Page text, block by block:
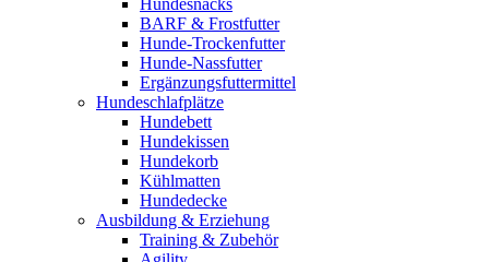
Hundesnacks
BARF & Frostfutter
Hunde-Trockenfutter
Hunde-Nassfutter
Ergänzungsfuttermittel
Hundeschlafplätze
Hundebett
Hundekissen
Hundekorb
Kühlmatten
Hundedecke
Ausbildung & Erziehung
Training & Zubehör